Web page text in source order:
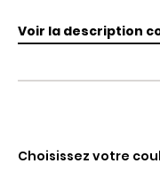
Voir la description
Choisissez votre